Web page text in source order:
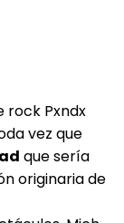
rock Pxndx
vez que
que sería
originaria de